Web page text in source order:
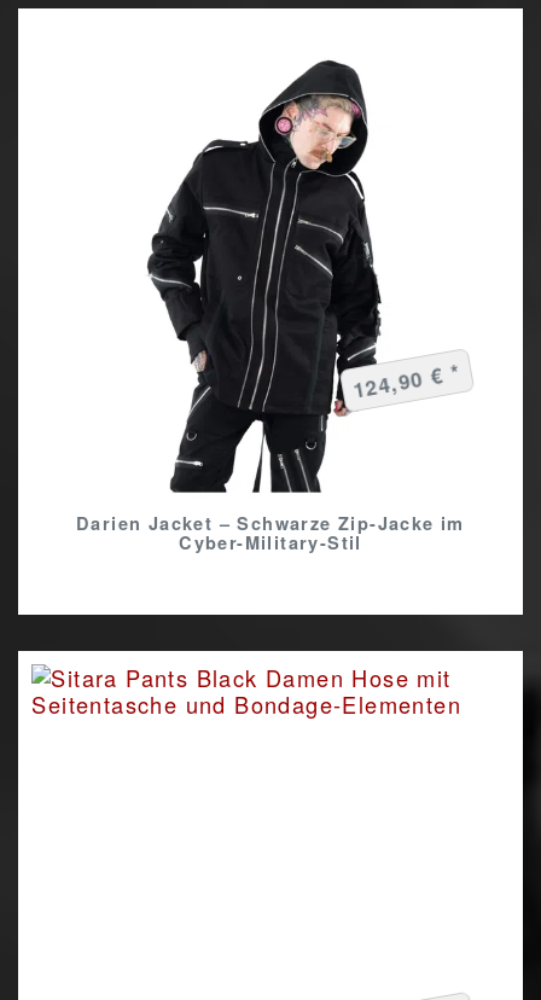
Darien Jacket – Schwarze Zip-Jacke im
Cyber-Military-Stil
124,90 € *